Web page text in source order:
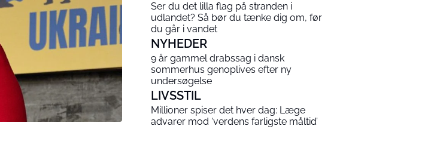
Ser du det lilla flag på stranden i
udlandet? Så bør du tænke dig om, før
du går i vandet
NYHEDER
9 år gammel drabssag i dansk
sommerhus genoplives efter ny
undersøgelse
LIVSSTIL
Millioner spiser det hver dag: Læge
advarer mod ‘verdens farligste måltid’